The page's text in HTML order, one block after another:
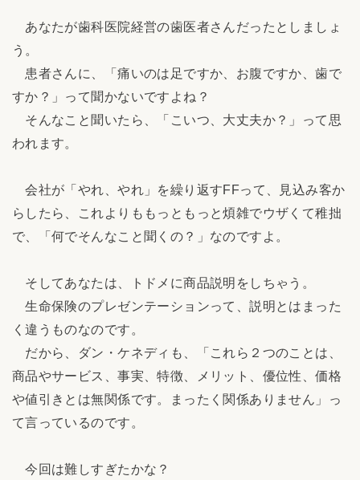
あなたが歯科医院経営の歯医者さんだったとしましょ
う。
患者さんに、「痛いのは足ですか、お腹ですか、歯で
すか？」って聞かないですよね？
そんなこと聞いたら、「こいつ、大丈夫か？」って思
われます。
会社が「やれ、やれ」を繰り返すFFって、見込み客か
らしたら、これよりももっともっと煩雑でウザくて稚拙
で、「何でそんなこと聞くの？」なのですよ。
そしてあなたは、トドメに商品説明をしちゃう。
生命保険のプレゼンテーションって、説明とはまった
く違うものなのです。
だから、ダン・ケネディも、「これら２つのことは、
商品やサービス、事実、特徴、メリット、優位性、価格
や値引きとは無関係です。まったく関係ありません」っ
て言っているのです。
今回は難しすぎたかな？